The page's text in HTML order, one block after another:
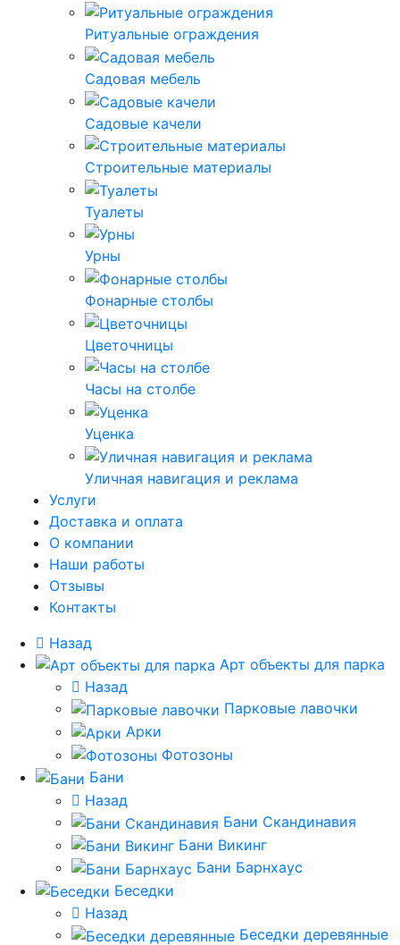
Ритуальные ограждения
Садовая мебель
Садовые качели
Строительные материалы
Туалеты
Урны
Фонарные столбы
Цветочницы
Часы на столбе
Уценка
Уличная навигация и реклама
Услуги
Доставка и оплата
О компании
Наши работы
Отзывы
Контакты
Назад
Арт объекты для парка
Назад
Парковые лавочки
Арки
Фотозоны
Бани
Назад
Бани Скандинавия
Бани Викинг
Бани Барнхаус
Беседки
Назад
Беседки деревянные